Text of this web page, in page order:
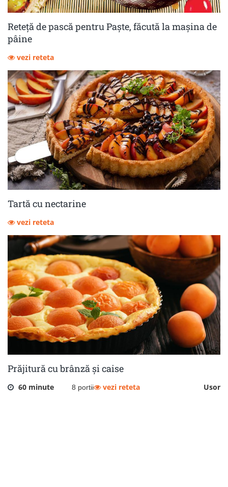
Reteță de pască pentru Paște, făcută la mașina de
pâine
vezi reteta
Tartă cu nectarine
vezi reteta
Prăjitură cu brânză și caise
60 minute 8 portii Usor
vezi reteta